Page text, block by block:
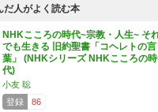
だ人がよく読む本
NHKこころの時代~宗教・人生~ そ
でも生きる 旧約聖書「コヘレトの言
葉」 (NHKシリーズ NHKこころの時
代)
小友 聡
登録
86